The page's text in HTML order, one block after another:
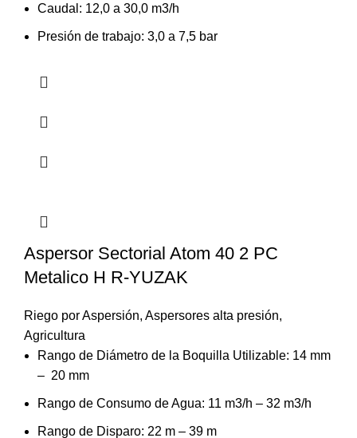
Caudal: 12,0 a 30,0 m3/h
Presión de trabajo: 3,0 a 7,5 bar
Aspersor Sectorial Atom 40 2 PC
Metalico H R-YUZAK
Riego por Aspersión, Aspersores alta presión,
Agricultura
Rango de Diámetro de la Boquilla Utilizable: 14 mm
– 20 mm
Rango de Consumo de Agua: 11 m3/h – 32 m3/h
Rango de Disparo: 22 m – 39 m